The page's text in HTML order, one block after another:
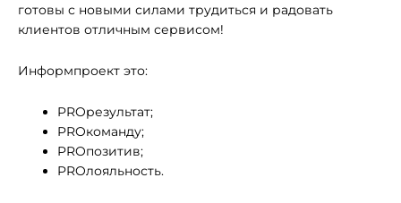
готовы с новыми силами трудиться и радовать
клиентов отличным сервисом!
Информпроект это:
PROрезультат;
PROкоманду;
PROпозитив;
PROлояльность.